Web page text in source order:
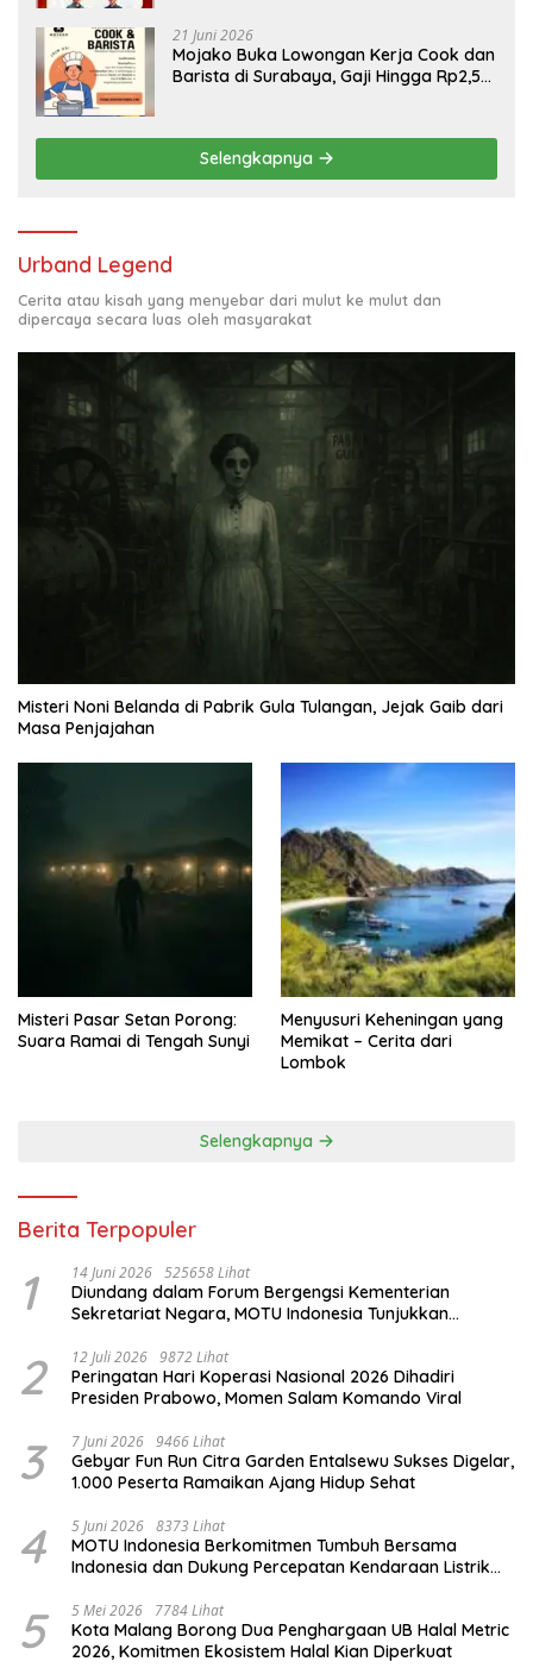
21 Juni 2026
Mojako Buka Lowongan Kerja Cook dan
Barista di Surabaya, Gaji Hingga Rp2,5
Selengkapnya
Urband Legend
Cerita atau kisah yang menyebar dari mulut ke mulut dan
dipercaya secara luas oleh masyarakat
Misteri Noni Belanda di Pabrik Gula Tulangan, Jejak Gaib dari
Masa Penjajahan
Misteri Pasar Setan Porong:
Suara Ramai di Tengah Sunyi
Menyusuri Keheningan yang
Memikat – Cerita dari
Lombok
Selengkapnya
Berita Terpopuler
1 14 Juni 2026 525658 Lihat
Diundang dalam Forum Bergengsi Kementerian
Sekretariat Negara, MOTU Indonesia Tunjukkan
2 12 Juli 2026 9872 Lihat
Peringatan Hari Koperasi Nasional 2026 Dihadiri
Presiden Prabowo, Momen Salam Komando Viral
3 7 Juni 2026 9466 Lihat
Gebyar Fun Run Citra Garden Entalsewu Sukses Digelar,
1.000 Peserta Ramaikan Ajang Hidup Sehat
4 5 Juni 2026 8373 Lihat
MOTU Indonesia Berkomitmen Tumbuh Bersama
Indonesia dan Dukung Percepatan Kendaraan Listrik
5 5 Mei 2026 7784 Lihat
Kota Malang Borong Dua Penghargaan UB Halal Metric
2026, Komitmen Ekosistem Halal Kian Diperkuat